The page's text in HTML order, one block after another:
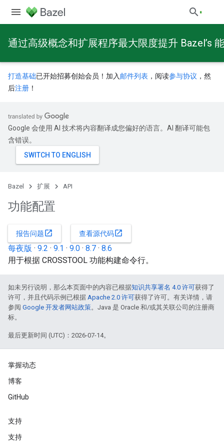
通过高级概念和扩展程序最大限度提升 Bazel’s
打造基础已开始招募创始会员！加入 邮件列表 ，阅读参与协议 ，然
后注册 ！
Google 会使用 AI 技术将内容翻译成您偏好的语言。AI 翻译可能包
含错误。
Bazel 扩展 API
功能配置
报告问题open_in_new 查看源代码open_in_new
每夜版 · 9.2 · 9.1 · 9.0 · 8.7 · 8.6
用于根据 CROSSTOOL 功能构建命令行。
如未另行说明，那么本页面中的内容已根据知识共享署名 4.0 许可获得了
许可，并且代码示例已根据 Apache 2.0 许可获得了许可。有关详情，请
参阅 Google 开发者网站政策。Java 是 Oracle 和/或其关联公司的注册商
标。
最后更新时间 (UTC)：2026-07-14。
掌握动态
博客
GitHub
支持
支持